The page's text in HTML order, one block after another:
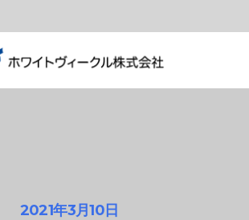
8664
2021年3月10日